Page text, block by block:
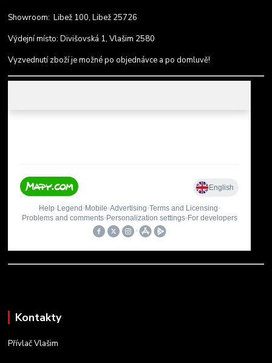
Showroom: Libež 100, Libež 25726
Výdejní místo: Divišovská 1, Vlašim 2580
Vyzvednutí zboží je možné po objednávce a po domluvě!
Kontakty
Přívlač Vlašim